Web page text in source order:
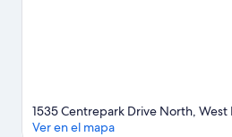
1535 Centrepark Drive North, West
Ver en el mapa